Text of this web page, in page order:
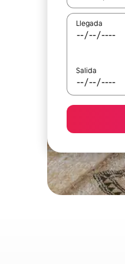
Llegada
Salida